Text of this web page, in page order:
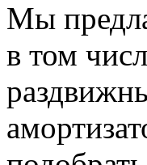
Мы
в том